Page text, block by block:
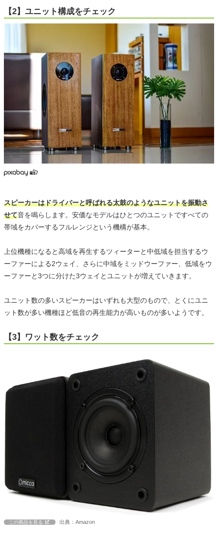
【2】ユニット構成をチェック
スピーカーはドライバーと呼ばれる太鼓のようなユニットを振動さ
せて音を鳴らします。安価なモデルはひとつのユニットですべての
帯域をカバーするフルレンジという機構が基本。
上位機種になると高域を再生するツィーターと中低域を担当するウ
ーファーによる2ウェイ、さらに中域をミッドウーファー、低域をウ
ーファーと3つに分けた3ウェイとユニットが増えていきます。
ユニット数の多いスピーカーはいずれも大型のもので、とくにユニ
ット数が多い機種ほど低音の再生能力が高いものが多いようです。
【3】ワット数をチェック
この商品を見る 出典：Amazon